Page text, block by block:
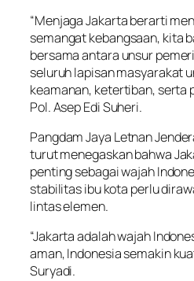
“Menjaga Jakarta berarti
semangat kebangsaan, kita
bersama antara unsur
seluruh lapisan masyarakat
keamanan, ketertiban, serta
Pol. Asep Edi Suheri.
Pangdam Jaya Letnan
turut menegaskan bahwa
penting sebagai wajah
stabilitas ibu kota perlu
lintas elemen.
“Jakarta adalah wajah
aman, Indonesia semakin
Suryadi.